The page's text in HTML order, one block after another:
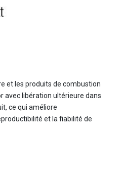
et les produits de combustion
avec libération ultérieure dans
ce qui améliore
et la fiabilité de